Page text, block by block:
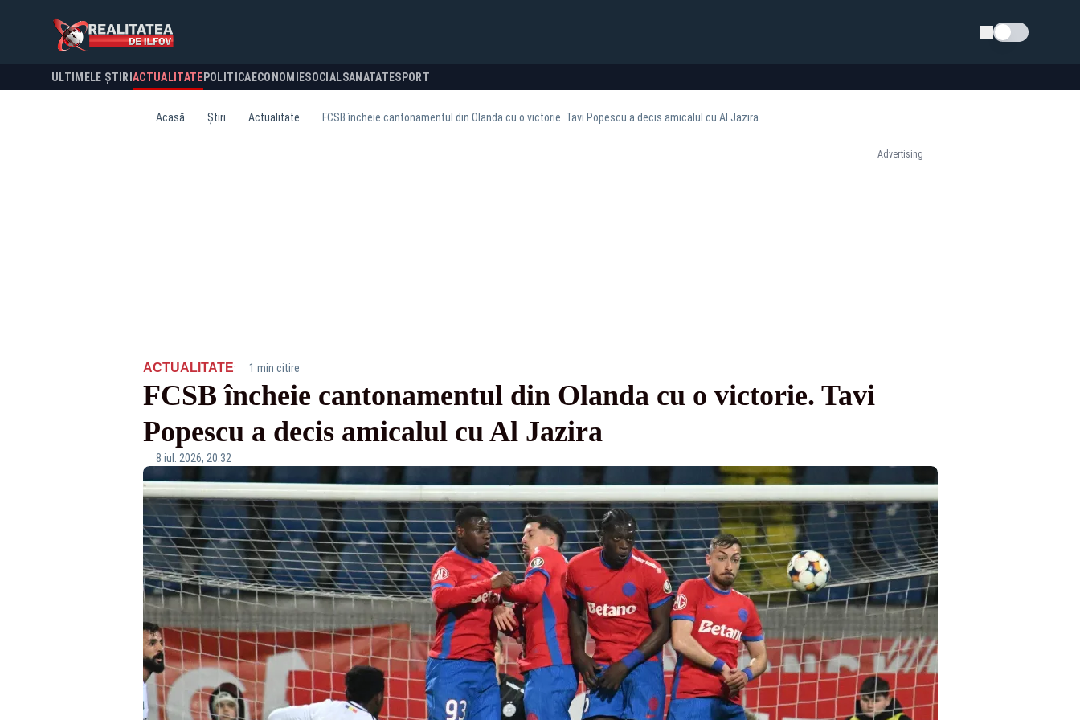
Schimba tema
ULTIMELE ȘTIRI ACTUALITATE POLITICA ECONOMIESOCIALSANATATESPORT
Acasă Știri Actualitate FCSB încheie cantonamentul din Olanda cu o victorie. Tavi Popescu a decis amicalul cu Al Jazira
Advertising
ACTUALITATE· 1 min citire
FCSB încheie cantonamentul din Olanda cu o victorie. Tavi
Popescu a decis amicalul cu Al Jazira
8 iul. 2026, 20:32